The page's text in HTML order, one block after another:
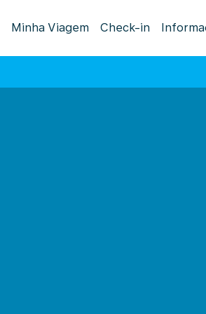
Minha Viagem Check-in